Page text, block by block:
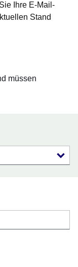
Ihre E-Mail-
Stand
müssen